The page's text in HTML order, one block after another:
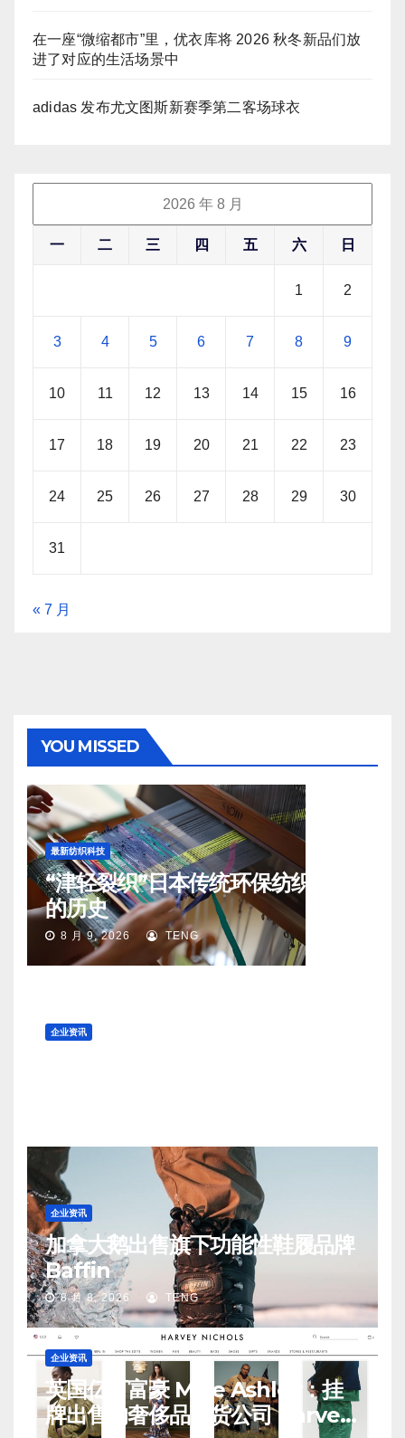
在一座“微缩都市”里，优衣库将 2026 秋冬新品们放
进了对应的生活场景中
adidas 发布尤文图斯新赛季第二客场球衣
2026 年 8 月
一 二 三 四 五 六 日
1 2
3 4 5 6 7 8 9
10 11 12 13 14 15 16
17 18 19 20 21 22 23
24 25 26 27 28 29 30
31
« 7 月
YOU MISSED
最新纺织科技
“津轻裂织”日本传统环保纺织工艺
的历史
8 月 9, 2026 TENG
企业资讯
企业资讯
加拿大鹅出售旗下功能性鞋履品牌
Baffin
8 月 8, 2026 TENG
企业资讯
英国亿万富豪 Mike Ashley：挂
牌出售的奢侈品百货公司 Harvey